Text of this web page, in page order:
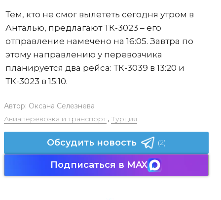
Тем, кто не смог вылететь сегодня утром в
Анталью, предлагают ТК-3023 – его
отправление намечено на 16:05. Завтра по
этому направлению у перевозчика
планируется два рейса: ТК-3039 в 13:20 и
ТК-3023 в 15:10.
Автор: Оксана Селезнева
Авиаперевозка и транспорт, Турция
Обсудить новость (2)
Подписаться в MAX